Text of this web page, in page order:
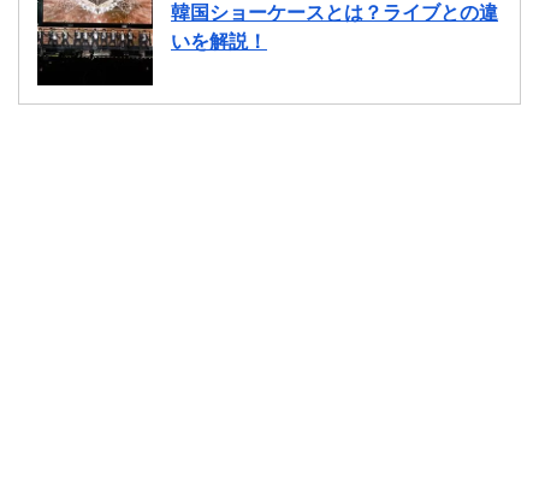
韓国ショーケースとは？ライブとの違
いを解説！